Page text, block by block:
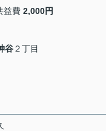
益費 2,000円
谷２丁目